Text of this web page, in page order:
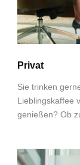
Privat
Sie trinken
Lieblingskaffee
genießen? Ob